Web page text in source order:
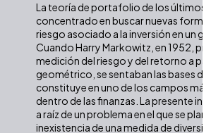
La teoría de portafolio de los últimos
concentrado en buscar nuevas
riesgo asociado a la inversión en un
Cuando Harry Markowitz, en 1952,
medición del riesgo y del retorno a
geométrico, se sentaban las bases de
constituye en uno de los campos
dentro de las finanzas. La presente
a raíz de un problema en el que se
inexistencia de una medida de